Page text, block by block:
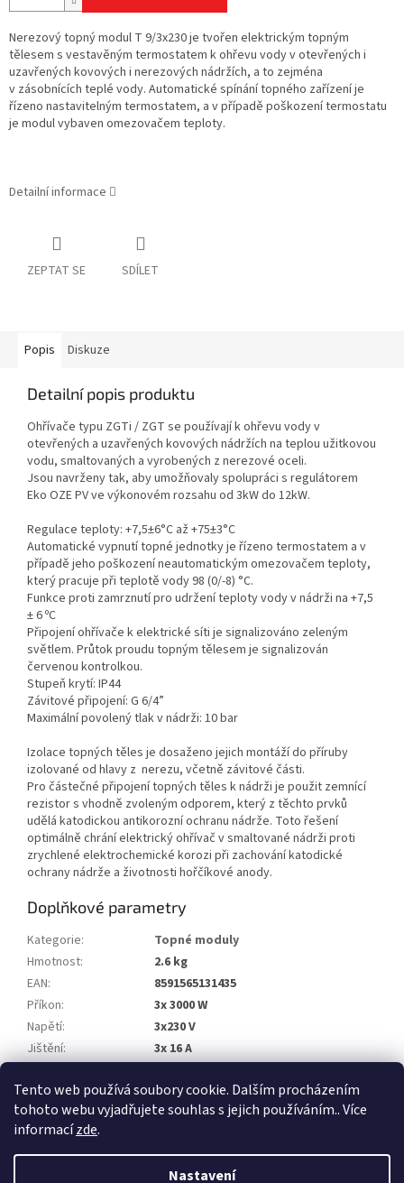
Tento web používá soubory cookie. Dalším procházením
tohoto webu vyjadřujete souhlas s jejich používáním.. Více
informacízde.
Nastavení
Nerezový topný modul T 9/3x230 je tvořen elektrickým topným
tělesem s vestavěným termostatem k ohřevu vody v otevřených i
uzavřených kovových i nerezových nádržích, a to zejména
v zásobnících teplé vody. Automatické spínání topného zařízení je
řízeno nastavitelným termostatem, a v případě poškození termostatu
je modul vybaven omezovačem teploty.
Detailní informace
ZEPTAT SE SDÍLET
Popis Diskuze
Detailní popis produktu
Ohřívače typu ZGTi / ZGT se používají k ohřevu vody v
otevřených a uzavřených kovových nádržích na teplou užitkovou
vodu, smaltovaných a vyrobených z nerezové oceli.
Jsou navrženy tak, aby umožňovaly spolupráci s regulátorem
Eko OZE PV ve výkonovém rozsahu od 3kW do 12kW.
Regulace teploty: +7,5±6°C až +75±3°C
Automatické vypnutí topné jednotky je řízeno termostatem a v
případě jeho poškození neautomatickým omezovačem teploty,
který pracuje při teplotě vody 98 (0/-8) °C.
Funkce proti zamrznutí pro udržení teploty vody v nádrži na +7,5
± 6 ºC
Připojení ohřívače k ​​elektrické síti je signalizováno zeleným
světlem. Průtok proudu topným tělesem je signalizován
červenou kontrolkou.
Stupeň krytí: IP44
Závitové připojení: G 6/4”
Maximální povolený tlak v nádrži: 10 bar
Izolace topných těles je dosaženo jejich montáží do příruby
izolované od hlavy z nerezu, včetně závitové části.
Pro částečné připojení topných těles k nádrži je použit zemnící
rezistor s vhodně zvoleným odporem, který z těchto prvků
udělá katodickou antikorozní ochranu nádrže. Toto řešení
optimálně chrání elektrický ohřívač v smaltované nádrži proti
zrychlené elektrochemické korozi při zachování katodické
ochrany nádrže a životnosti hořčíkové anody.
Doplňkové parametry
Kategorie:
Topné moduly
Hmotnost:
2.6 kg
EAN:
8591565131435
Příkon:
3x 3000 W
Napětí:
3x230 V
Jištění:
3x 16 A
Délka topného tělesa: 680±15mm